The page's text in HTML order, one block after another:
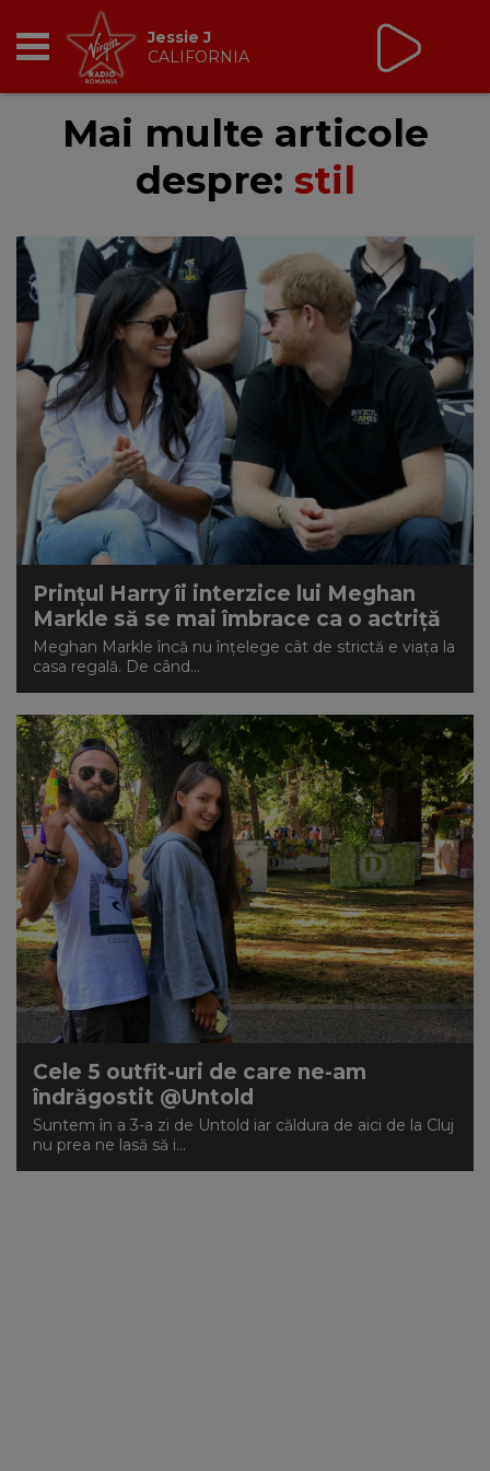
RADIO
TIC TALK
CÂȘTIGĂ
HOT 30
DANCEFLOOR CHART
RADIO ACADEMY
NEWS
CONTUL MEU
Jessie J
CALIFORNIA
Mai multe articole
despre: stil
Prințul Harry îi interzice lui Meghan
Markle să se mai îmbrace ca o actriță
Meghan Markle încă nu înțelege cât de strictă e viața la
casa regală. De când...
Cele 5 outfit-uri de care ne-am
îndrăgostit @Untold
Suntem în a 3-a zi de Untold iar căldura de aici de la Cluj
nu prea ne lasă să i...